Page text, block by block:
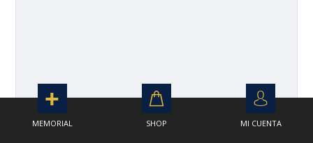
MEMORIAL SHOP MI CUENTA